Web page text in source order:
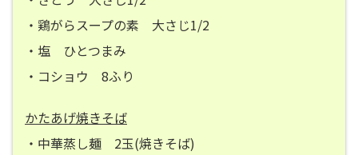
・鶏がらスープの素 大さじ1/2
・塩 ひとつまみ
・コショウ 8ふり
かたあげ焼きそば
・中華蒸し麺 2玉(焼きそば)